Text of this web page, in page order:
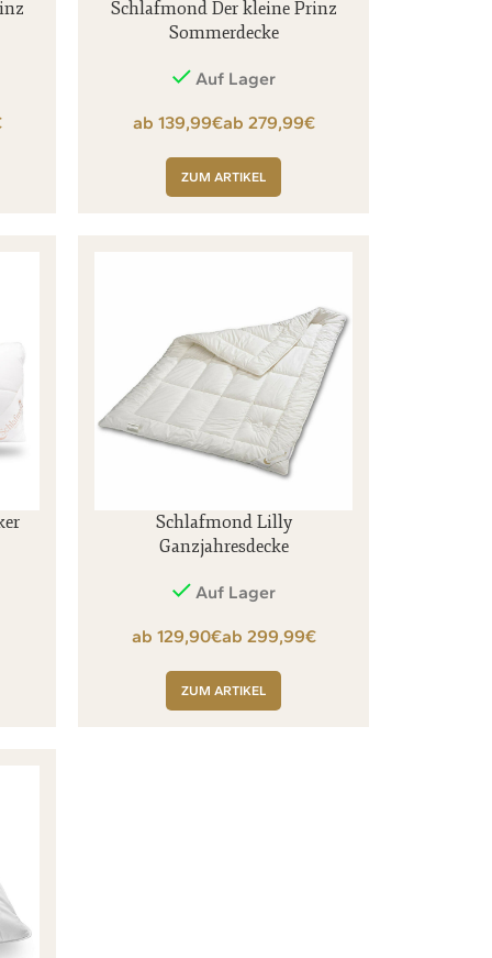
Schlafmond Der kleine Prinz
Sommerdecke
Auf Lager
€ €
ZUM ARTIKEL
Schlafmond Lilly
Ganzjahresdecke
Auf Lager
€ €
ZUM ARTIKEL